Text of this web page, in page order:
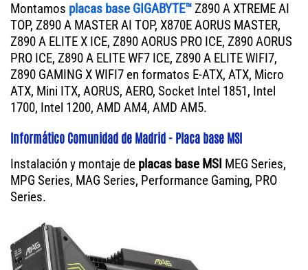
Montamos placas base GIGABYTE™Z890 A XTREME AI
TOP, Z890 A MASTER AI TOP, X870E AORUS MASTER,
Z890 A ELITE X ICE, Z890 AORUS PRO ICE, Z890 AORUS
PRO ICE, Z890 A ELITE WF7 ICE, Z890 A ELITE WIFI7,
Z890 GAMING X WIFI7 en formatos E-ATX, ATX, Micro
ATX, Mini ITX, AORUS, AERO, Socket Intel 1851, Intel
1700, Intel 1200, AMD AM4, AMD AM5.
Informático Comunidad de Madrid - Placa base MSI
Instalación y montaje de placas base MSI MEG Series,
MPG Series, MAG Series, Performance Gaming, PRO
Series.